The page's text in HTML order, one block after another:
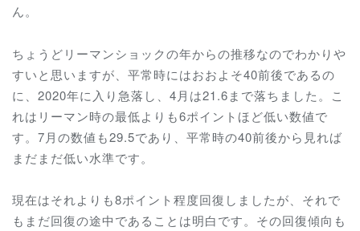
ん。
ちょうどリーマンショックの年からの推移なのでわかりや
すいと思いますが、平常時にはおおよそ40前後であるの
に、2020年に入り急落し、4月は21.6まで落ちました。こ
れはリーマン時の最低よりも6ポイントほど低い数値で
す。7月の数値も29.5であり、平常時の40前後から見れば
まだまだ低い水準です。
現在はそれよりも8ポイント程度回復しましたが、それで
もまだ回復の途中であることは明白です。その回復傾向も